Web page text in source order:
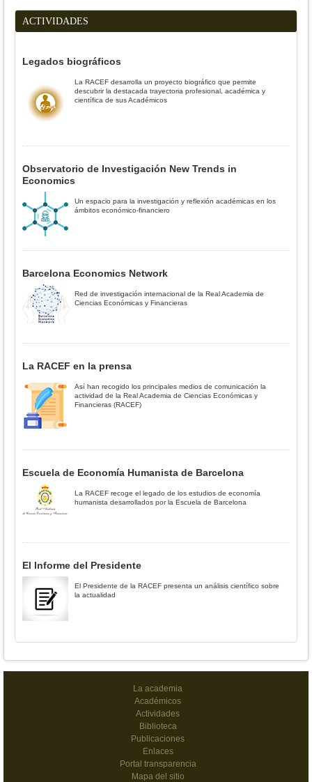
ACTIVIDADES
Legados biográficos
La RACEF desarrolla un proyecto biográfico que permite
descubrir la destacada trayectoria profesional, académica y
científica de sus Académicos
Observatorio de Investigación New Trends in
Economics
Un espacio para la investigación y reflexión académicas en los
ámbitos económico-financiero
Barcelona Economics Network
Red de investigación internacional de la Real Academia de
Ciencias Económicas y Financieras
La RACEF en la prensa
Así han recogido los principales medios de comunicación la
actividad de la Real Academia de Ciencias Económicas y
Financieras (RACEF)
Escuela de Economía Humanista de Barcelona
La RACEF recoge el legado de los estudios de economía
humanista desarrollados por la Escuela de Barcelona
El Informe del Presidente
El Presidente de la RACEF presenta un análisis científico sobre
la actualidad
La academia
Académicos
Actividades
Biblioteca
Publicaciones
Enlaces
Portal transparencia
Mapa del sitio